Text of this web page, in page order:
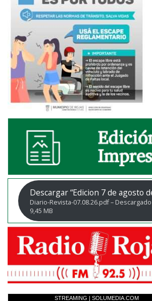
Descargar “Edicion 7 de agosto
Diario-Revista-07.08.26.pdf –
9,45 MB